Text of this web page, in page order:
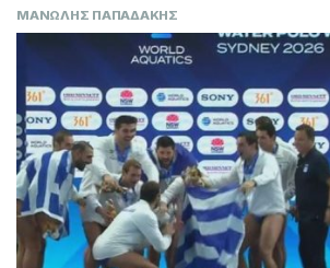
ΜΑΝΩΛΗΣ ΠΑΠΑΔΑΚΗΣ